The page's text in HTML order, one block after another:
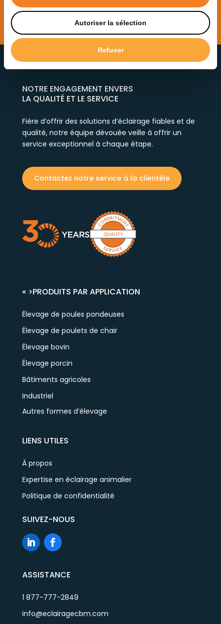
Autoriser la sélection
Refuser
NOTRE ENGAGEMENT ENVERS
LA QUALITÉ ET LE SERVICE
Fière d’offrir des solutions d’éclairage fiables et de
qualité, notre équipe dévouée veille à offrir un
service exceptionnel à chaque étape.
Contactez notre service à la clientèle
« >PRODUITS PAR APPLICATION
Élevage de poules pondeuses
Élevage de poulets de chair
Élevage bovin
Élevage porcin
Bâtiments agricoles
Industriel
Autres formes d’élevage
LIENS UTILES
À propos
Expertise en éclairage animalier
Politique de confidentialité
SUIVEZ-NOUS
ASSISTANCE
1 877-777-2849
info@eclairagecbm.com